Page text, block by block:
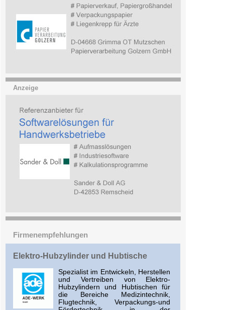
Anzeige
Firmenempfehlungen
Elektro-Hubzylinder und Hubtische
Spezialist im Entwickeln, Herstellen
und Vertreiben von Elektro-
Hubzylindern und Hubtischen für
die Bereiche Medizintechnik,
Flugtechnik, Verpackungs-und